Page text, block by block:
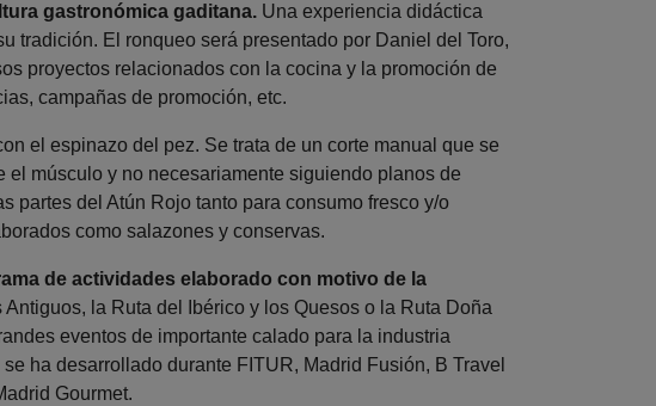
gastronómica gaditana. Una experiencia didáctica
tradición. El ronqueo será presentado por Daniel del Toro,
proyectos relacionados con la cocina y la promoción de
campañas de promoción, etc.
el espinazo del pez. Se trata de un corte manual que se
músculo y no necesariamente siguiendo planos de
partes del Atún Rojo tanto para consumo fresco y/o
como salazones y conservas.
de actividades elaborado con motivo de la
la Ruta del Ibérico y los Quesos o la Ruta Doña
eventos de importante calado para la industria
ha desarrollado durante FITUR, Madrid Fusión, B Travel
Gourmet.